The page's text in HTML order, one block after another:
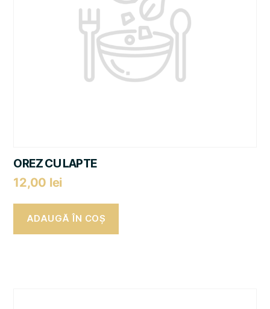
OREZ CU LAPTE
12,00 lei
ADAUGĂ ÎN COȘ